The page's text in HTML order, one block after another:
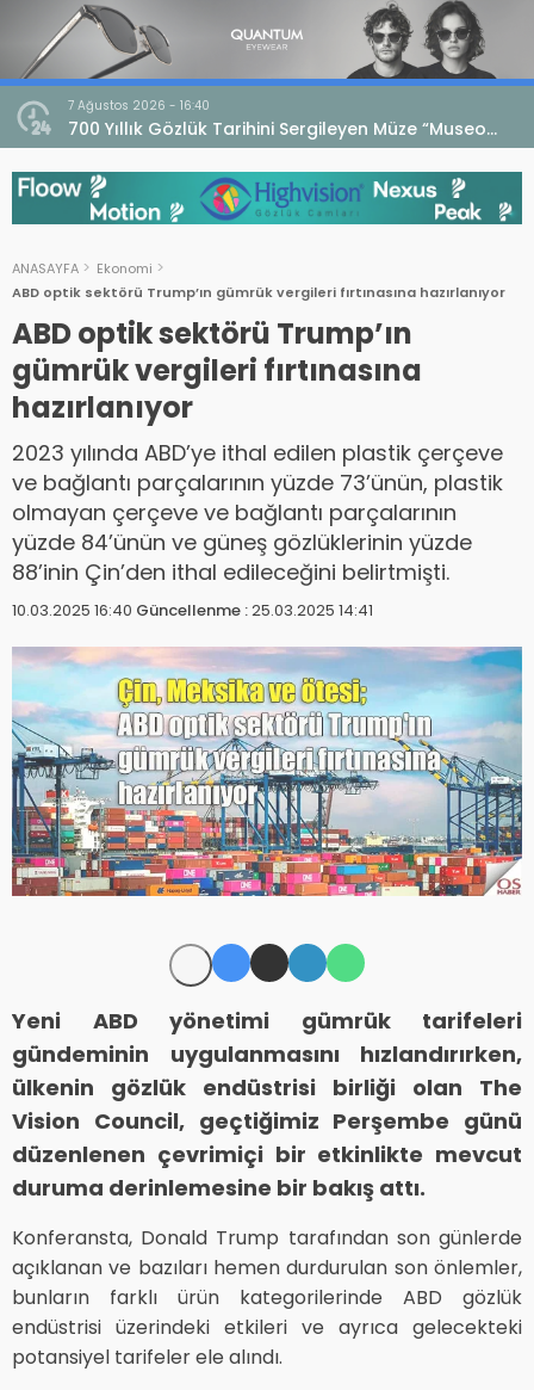
7 Ağustos 2026 - 16:40
700 Yıllık Gözlük Tarihini Sergileyen Müze “Museo
dell’Occhiale”
ANASAYFA
Ekonomi
ABD optik sektörü Trump’ın gümrük vergileri fırtınasına hazırlanıyor
ABD optik sektörü Trump’ın
gümrük vergileri fırtınasına
hazırlanıyor
2023 yılında ABD’ye ithal edilen plastik çerçeve
ve bağlantı parçalarının yüzde 73’ünün, plastik
olmayan çerçeve ve bağlantı parçalarının
yüzde 84’ünün ve güneş gözlüklerinin yüzde
88’inin Çin’den ithal edileceğini belirtmişti.
10.03.2025 16:40 Güncellenme :25.03.2025 14:41
Yeni ABD yönetimi gümrük tarifeleri
gündeminin uygulanmasını hızlandırırken,
ülkenin gözlük endüstrisi birliği olan The
Vision Council, geçtiğimiz Perşembe günü
düzenlenen çevrimiçi bir etkinlikte mevcut
duruma derinlemesine bir bakış attı.
Konferansta, Donald Trump tarafından son günlerde
açıklanan ve bazıları hemen durdurulan son önlemler,
bunların farklı ürün kategorilerinde ABD gözlük
endüstrisi üzerindeki etkileri ve ayrıca gelecekteki
potansiyel tarifeler ele alındı.